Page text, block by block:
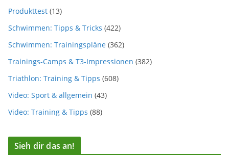
Produkttest (13)
Schwimmen: Tipps & Tricks (422)
Schwimmen: Trainingspläne (362)
Trainings-Camps & T3-Impressionen (382)
Triathlon: Training & Tipps (608)
Video: Sport & allgemein (43)
Video: Training & Tipps (88)
Sieh dir das an!